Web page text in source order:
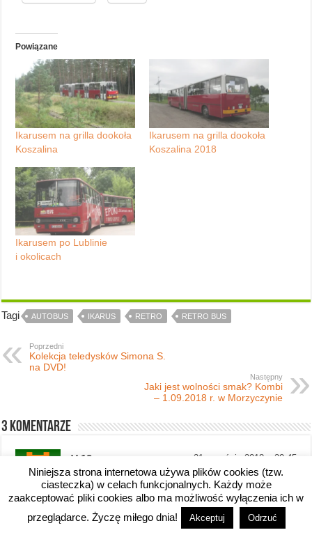
Powiązane
Ikarusem na grilla dookoła
Koszalina
Ikarusem na grilla dookoła
Koszalina 2018
Ikarusem po Lublinie
i okolicach
Tagi AUTOBUS IKARUS RETRO RETRO BUS
Poprzedni
Kolekcja teledysków Simona S.
na DVD!
Następny
Jaki jest wolności smak? Kombi
– 1.09.2018 r. w Morzyczynie
3 komentarze
V-12 21 września 2018 z 20:45
Jest dokładnie tak, jak piszesz – poprawiłem
planowaną godzinę rozpoczęcia imprezy.
Dziękuję za komentarz.
Niniejsza strona internetowa używa plików cookies (tzw.
ciasteczka) w celach funkcjonalnych. Każdy może
zaakceptować pliki cookies albo ma możliwość wyłączenia ich w
przeglądarce. Życzę miłego dnia!
Akceptuj Odrzuć